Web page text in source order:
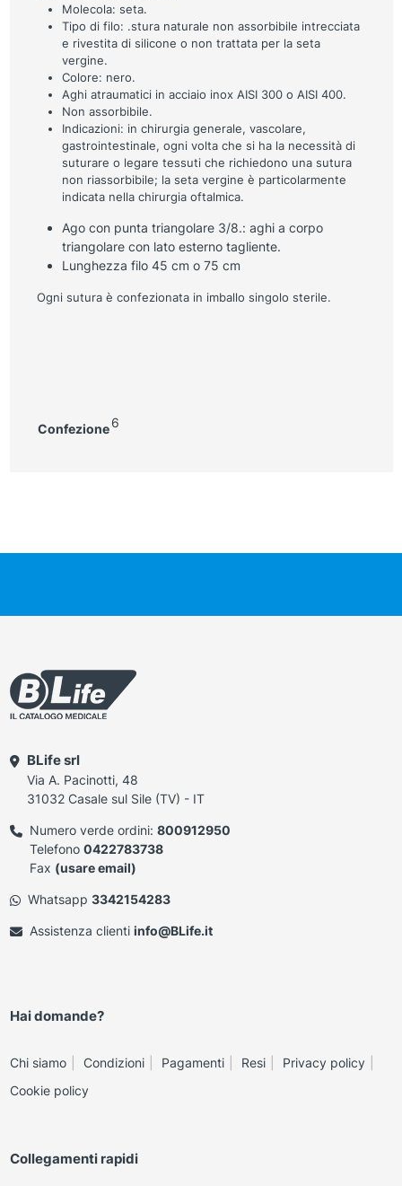
Molecola: seta.
Tipo di filo: .stura naturale non assorbibile intrecciata
e rivestita di silicone o non trattata per la seta
vergine.
Colore: nero.
Aghi atraumatici in acciaio inox AISI 300 o AISI 400.
Non assorbibile.
Indicazioni: in chirurgia generale, vascolare,
gastrointestinale, ogni volta che si ha la necessità di
suturare o legare tessuti che richiedono una sutura
non riassorbibile; la seta vergine è particolarmente
indicata nella chirurgia oftalmica.
Ago con punta triangolare 3/8.: aghi a corpo
triangolare con lato esterno tagliente.
Lunghezza filo 45 cm o 75 cm
Ogni sutura è confezionata in imballo singolo sterile.
Confezione 6
BLife srl
Via A. Pacinotti, 48
31032 Casale sul Sile (TV) - IT
Numero verde ordini: 800912950
Telefono 0422783738
Fax (usare email)
Whatsapp 3342154283
Assistenza clienti info@BLife.it
Hai domande?
Chi siamo Condizioni Pagamenti Resi
Privacy policy
Cookie policy
Collegamenti rapidi